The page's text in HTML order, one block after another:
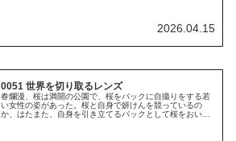
2026.04.15
0051 世界を切り取るレンズ
春爛漫、桜は満開の公園で、桜をバックに自撮りをする若
い女性の姿があった。桜と自身で妍けんを競っているの
か、はたまた、自身を引き立てるバックとして桜をおいて